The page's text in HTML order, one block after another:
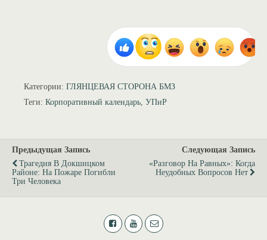
Категории: ГЛЯНЦЕВАЯ СТОРОНА БМЗ
Теги: Корпоративный календарь УПиР
Предыдущая Запись
Трагедия В Докшицком
Районе: На Пожаре Погибли
Три Человека
Следующая Запись
«Разговор На Равных»: Когда
Неудобных Вопросов Нет